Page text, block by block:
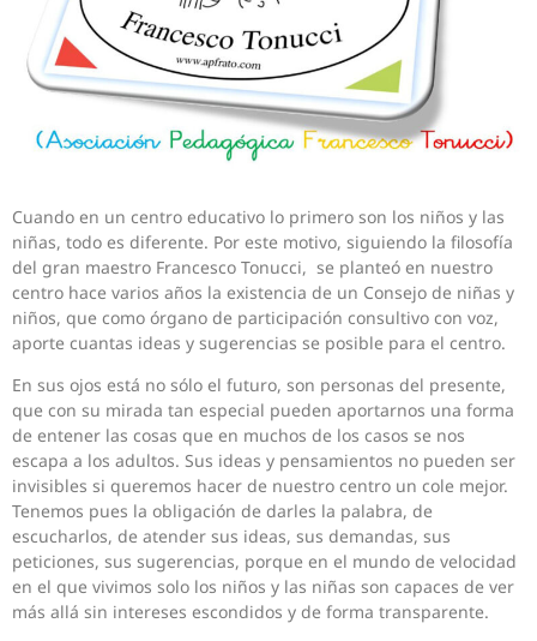
Cuando en un centro educativo lo primero son los niños y las
niñas, todo es diferente. Por este motivo, siguiendo la filosofía
del gran maestro Francesco Tonucci, se planteó en nuestro
centro hace varios años la existencia de un Consejo de niñas y
niños, que como órgano de participación consultivo con voz,
aporte cuantas ideas y sugerencias se posible para el centro.
En sus ojos está no sólo el futuro, son personas del presente,
que con su mirada tan especial pueden aportarnos una forma
de entener las cosas que en muchos de los casos se nos
escapa a los adultos. Sus ideas y pensamientos no pueden ser
invisibles si queremos hacer de nuestro centro un cole mejor.
Tenemos pues la obligación de darles la palabra, de
escucharlos, de atender sus ideas, sus demandas, sus
peticiones, sus sugerencias, porque en el mundo de velocidad
en el que vivimos solo los niños y las niñas son capaces de ver
más allá sin intereses escondidos y de forma transparente.